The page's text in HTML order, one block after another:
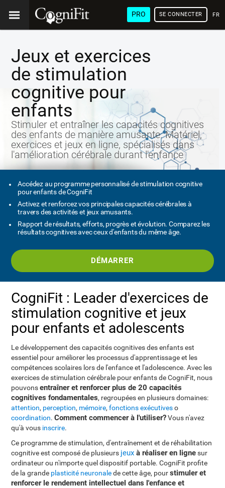
PRO SE CONNECTER
Jeux et exercices
de stimulation
cognitive pour
enfants
Stimuler et entraîner les capacités cognitives
des enfants de manière amusante. Matériel,
exercices et jeux en ligne, spécialisés dans
l'amélioration cérébrale durant l'enfance
Accédez au programme personnalisé de stimulation cognitive
pour enfants de CogniFit
Activez et renforcez vos principales capacités cérébrales à
travers des activités et jeux amusants.
Rapport de résultats, efforts, progrès et évolution. Comparez les
résultats cognitives avec ceux d'enfants du même âge.
DÉMARRER
CogniFit : Leader d'exercices de
stimulation cognitive et jeux
pour enfants et adolescents
Le développement des capacités cognitives des enfants est
essentiel pour améliorer les processus d'apprentissage et les
compétences scolaires lors de l'enfance et l'adolescence. Avec les
exercices de stimulation cérébrale pour enfants de CogniFit, nous
pouvonsentraîner et renforcer plus de 20 capacités
cognitives fondamentales, regroupées en plusieurs domaines:
attention, perception, mémoire,fonctions exécutiveso
coordination.Comment commencer à l'utiliser?Vous n'avez
qu'à vous inscrire.
Ce programme de stimulation, d'entraînement et de réhabilitation
cognitive est composé de plusieurs jeux à réaliser en lignesur
ordinateur ou n'importe quel dispositif portable. CogniFit profite
de la grande plasticité neuronalede cette âge, pourstimuler et
renforcer le rendement intellectuel dans l'enfance et